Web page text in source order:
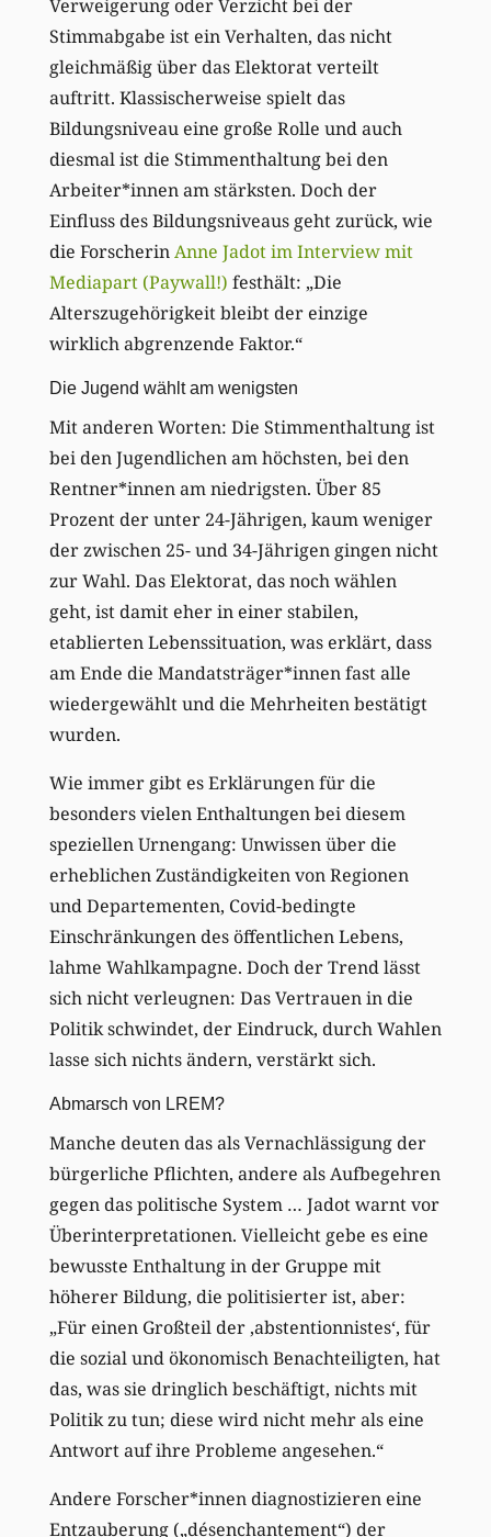
Verweigerung oder Verzicht bei der
Stimmabgabe ist ein Verhalten, das nicht
gleichmäßig über das Elektorat verteilt
auftritt. Klassischerweise spielt das
Bildungsniveau eine große Rolle und auch
diesmal ist die Stimmenthaltung bei den
Arbeiter*innen am stärksten. Doch der
Einfluss des Bildungsniveaus geht zurück, wie
die ForscherinAnne Jadot im Interview mit
Mediapart (Paywall!) festhält: „Die
Alterszugehörigkeit bleibt der einzige
wirklich abgrenzende Faktor.“
Die Jugend wählt am wenigsten
Mit anderen Worten: Die Stimmenthaltung ist
bei den Jugendlichen am höchsten, bei den
Rentner*innen am niedrigsten. Über 85
Prozent der unter 24-Jährigen, kaum weniger
der zwischen 25- und 34-Jährigen gingen nicht
zur Wahl. Das Elektorat, das noch wählen
geht, ist damit eher in einer stabilen,
etablierten Lebenssituation, was erklärt, dass
am Ende die Mandatsträger*innen fast alle
wiedergewählt und die Mehrheiten bestätigt
wurden.
Wie immer gibt es Erklärungen für die
besonders vielen Enthaltungen bei diesem
speziellen Urnengang: Unwissen über die
erheblichen Zuständigkeiten von Regionen
und Departementen, Covid-bedingte
Einschränkungen des öffentlichen Lebens,
lahme Wahlkampagne. Doch der Trend lässt
sich nicht verleugnen: Das Vertrauen in die
Politik schwindet, der Eindruck, durch Wahlen
lasse sich nichts ändern, verstärkt sich.
Abmarsch von LREM?
Manche deuten das als Vernachlässigung der
bürgerliche Pflichten, andere als Aufbegehren
gegen das politische System … Jadot warnt vor
Überinterpretationen. Vielleicht gebe es eine
bewusste Enthaltung in der Gruppe mit
höherer Bildung, die politisierter ist, aber:
„Für einen Großteil der ‚abstentionnistes‘, für
die sozial und ökonomisch Benachteiligten, hat
das, was sie dringlich beschäftigt, nichts mit
Politik zu tun; diese wird nicht mehr als eine
Antwort auf ihre Probleme angesehen.“
Andere Forscher*innen diagnostizieren eine
Entzauberung („désenchantement“) der